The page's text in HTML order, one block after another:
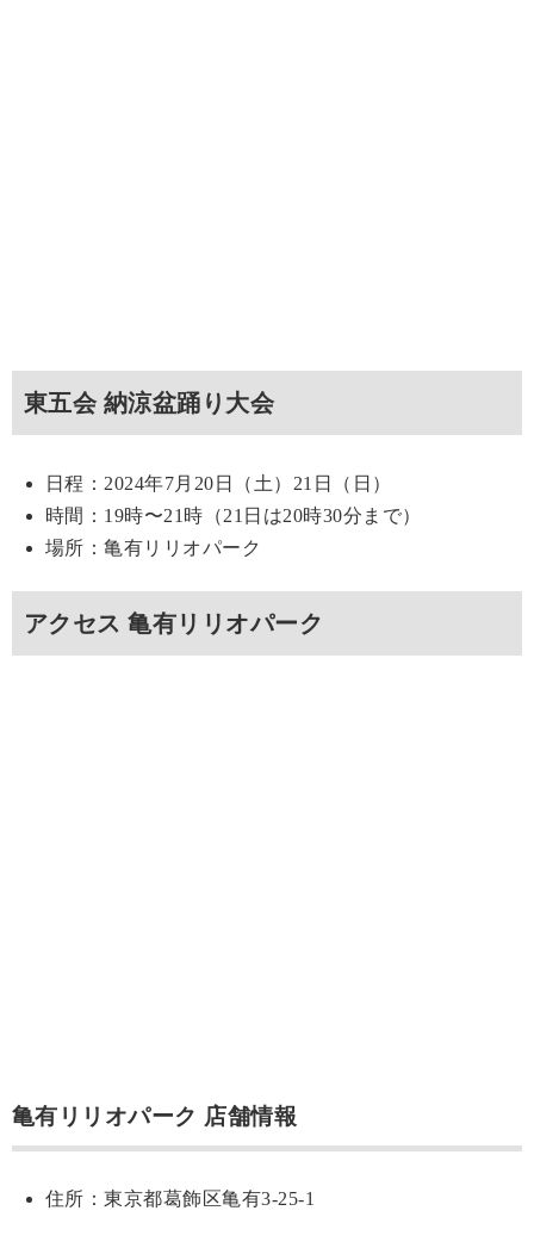
東五会 納涼盆踊り大会
日程：2024年7月20日（土）21日（日）
時間：19時〜21時（21日は20時30分まで）
場所：亀有リリオパーク
アクセス 亀有リリオパーク
亀有リリオパーク 店舗情報
住所：東京都葛飾区亀有3-25-1